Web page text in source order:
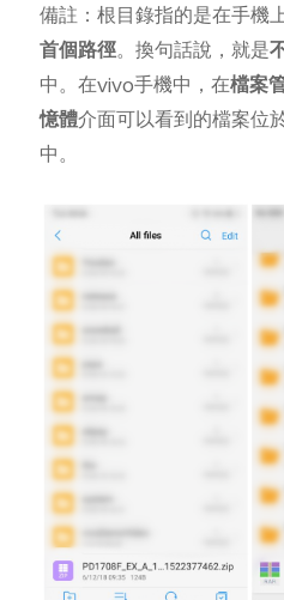
備註：根目錄指的是在手機
首個路徑。換句話說，就是
中。在vivo手機中，在檔案
憶體介面可以看到的檔案位
中。